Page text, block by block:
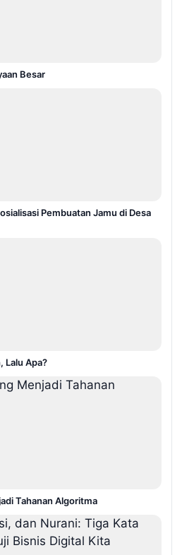
Besar
Pembuatan Jamu di Desa
Lalu Apa?
Tahanan Algoritma